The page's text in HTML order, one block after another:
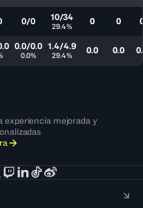
0/0 10/34
29.4% 0 0
0.0/0.0
0.0%
1.4/4.9
29.4% 0.0 0.0
experiencia mejorada y